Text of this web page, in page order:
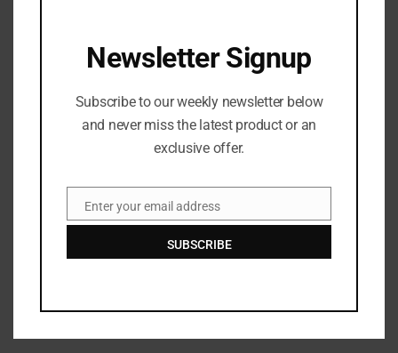
RELATEDPOSTS
Newsletter Signup
Subscribe to our weekly newsletter below
and never miss the latest product or an
exclusive offer.
EmailEnter your email address
SUBSCRIBE